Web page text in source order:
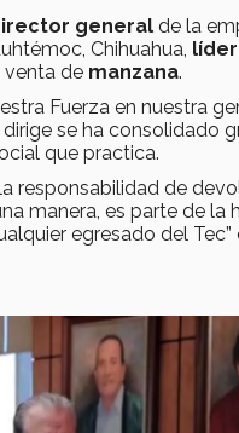
general de la
Chihuahua, líder
venta de manzana.
Fuerza en nuestra
se ha consolidado
que practica.
responsabilidad de
manera, es parte de la
egresado del